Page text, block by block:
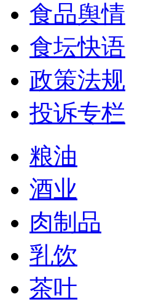
食品舆情
食坛快语
政策法规
投诉专栏
粮油
酒业
肉制品
乳饮
茶叶